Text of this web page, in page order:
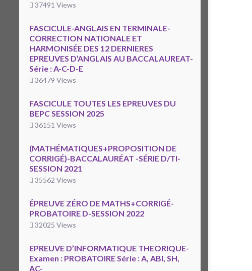
37491 Views
FASCICULE-ANGLAIS EN TERMINALE-
CORRECTION NATIONALE ET
HARMONISÉE DES 12 DERNIERES
EPREUVES D’ANGLAIS AU BACCALAUREAT-
Série : A-C-D-E
36479 Views
FASCICULE TOUTES LES EPREUVES DU
BEPC SESSION 2025
36151 Views
(MATHÉMATIQUES+PROPOSITION DE
CORRIGÉ)-BACCALAURÉAT -SÉRIE D/TI-
SESSION 2021
35562 Views
ÉPREUVE ZÉRO DE MATHS+CORRIGÉ-
PROBATOIRE D-SESSION 2022
32025 Views
EPREUVE D’INFORMATIQUE THEORIQUE-
Examen : PROBATOIRE Série : A, ABI, SH,
AC-